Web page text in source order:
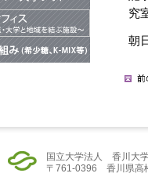
究
朝
国立大学法人 香川大
〒761-0396 香川県高